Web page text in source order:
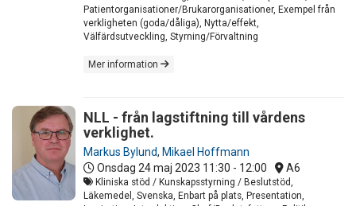
Patientorganisationer/Brukarorganisationer, Exempel från
verkligheten (goda/dåliga), Nytta/effekt,
Välfärdsutveckling, Styrning/Förvaltning
Mer information
NLL - från lagstiftning till vårdens
verklighet.
Markus Bylund, Mikael Hoffmann
Onsdag 24 maj 2023 11:30 - 12:00 A6
Kliniska stöd / Kunskapsstyrning / Beslutstöd,
Läkemedel, Svenska, Enbart på plats, Presentation,